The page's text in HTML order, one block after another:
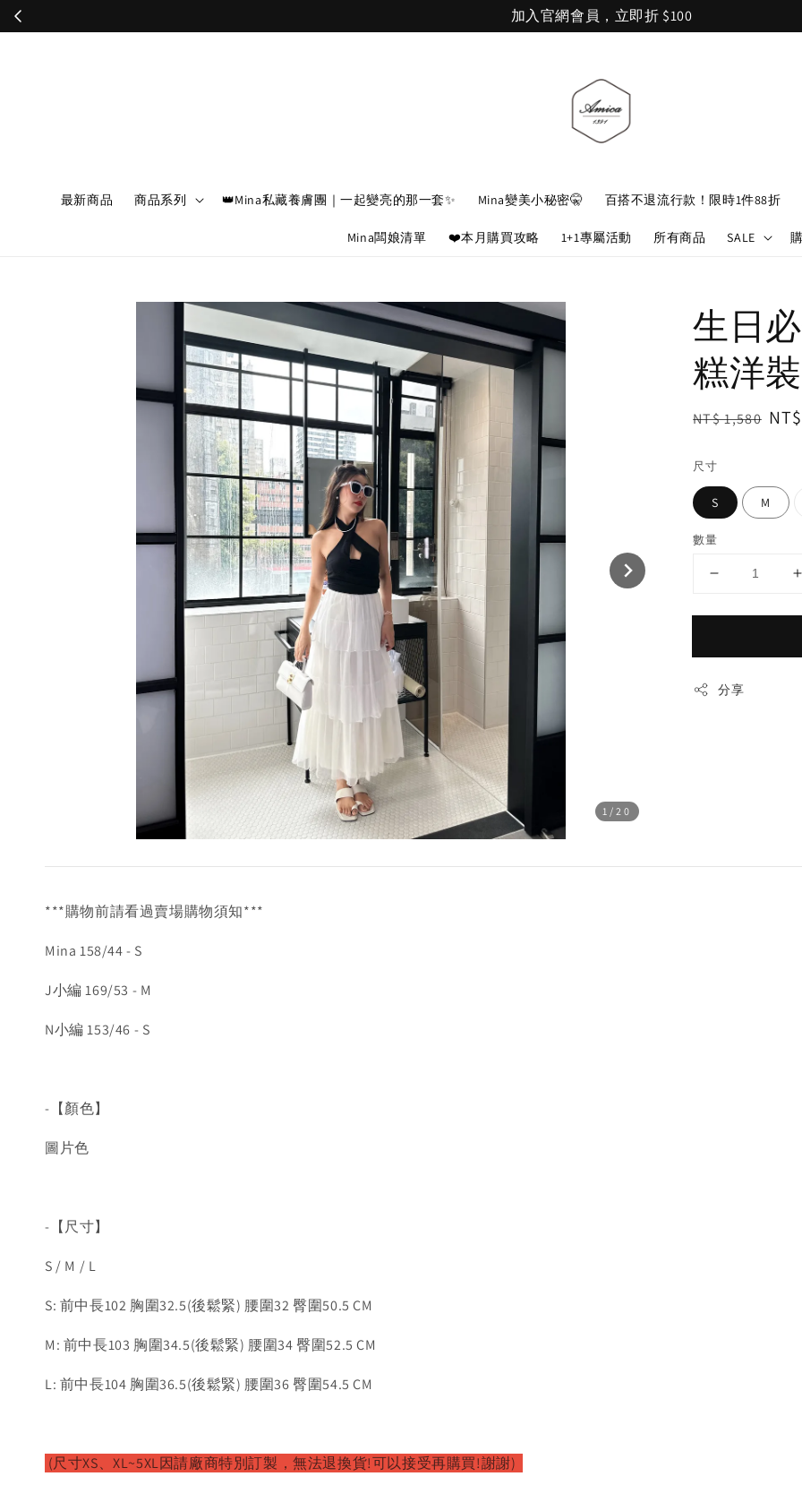
加入官網會員，立即折 $100
最新商品 商品系列 👑Mina私藏養膚團｜一起變亮的那一套✨ Mina變美小秘密🤫 百搭不退流行款！限時1件88折
Mina闆娘清單 ❤️本月購買攻略 1+1專屬活動 所有商品 SALE
1 /20
生日
糕洋裝
Regular
NT$ 1,580 Sale
尺寸
S M
數量
分享
***購物前請看過賣場購物須知***
Mina 158/44 - S
J小編 169/53 - M
N小編 153/46 - S
-【顏色】
圖片色
-【尺寸】
S / M / L
S: 前中長102 胸圍32.5(後鬆緊) 腰圍32 臀圍50.5 CM
M: 前中長103 胸圍34.5(後鬆緊) 腰圍34 臀圍52.5 CM
L: 前中長104 胸圍36.5(後鬆緊) 腰圍36 臀圍54.5 CM
(尺寸XS、XL~5XL因請廠商特別訂製，無法退換貨!可以接受再購買!謝謝)